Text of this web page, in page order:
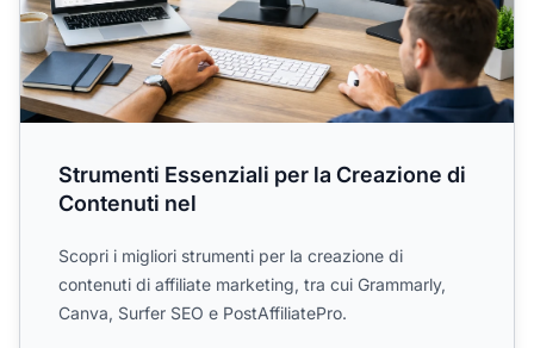
Strumenti Essenziali per la Creazione di
Contenuti nel
Scopri i migliori strumenti per la creazione di
contenuti di affiliate marketing, tra cui Grammarly,
Canva, Surfer SEO e PostAffiliatePro.